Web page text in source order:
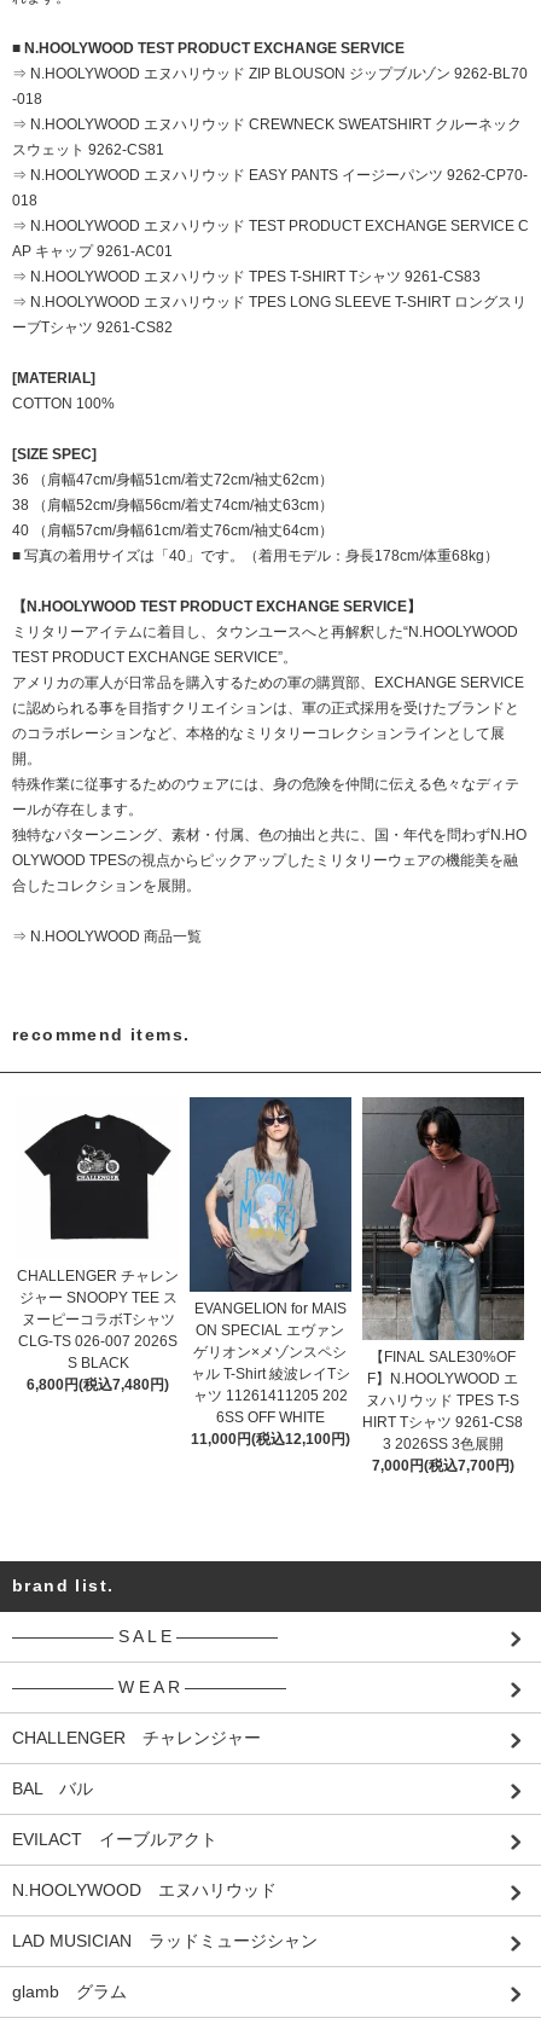
■ N.HOOLYWOOD TEST PRODUCT EXCHANGE SERVICE
⇒ N.HOOLYWOOD エヌハリウッド ZIP BLOUSON ジップブルゾン 9262-BL70
-018
⇒ N.HOOLYWOOD エヌハリウッド CREWNECK SWEATSHIRT クルーネック
スウェット 9262-CS81
⇒ N.HOOLYWOOD エヌハリウッド EASY PANTS イージーパンツ 9262-CP70-
018
⇒ N.HOOLYWOOD エヌハリウッド TEST PRODUCT EXCHANGE SERVICE C
AP キャップ 9261-AC01
⇒ N.HOOLYWOOD エヌハリウッド TPES T-SHIRT Tシャツ 9261-CS83
⇒ N.HOOLYWOOD エヌハリウッド TPES LONG SLEEVE T-SHIRT ロングスリ
ーブTシャツ 9261-CS82
[MATERIAL]
COTTON 100%
[SIZE SPEC]
36 （肩幅47cm/身幅51cm/着丈72cm/袖丈62cm）
38 （肩幅52cm/身幅56cm/着丈74cm/袖丈63cm）
40 （肩幅57cm/身幅61cm/着丈76cm/袖丈64cm）
■ 写真の着用サイズは「40」です。（着用モデル：身長178cm/体重68kg）
【N.HOOLYWOOD TEST PRODUCT EXCHANGE SERVICE】
ミリタリーアイテムに着目し、タウンユースへと再解釈した“N.HOOLYWOOD
TEST PRODUCT EXCHANGE SERVICE”。
アメリカの軍人が日常品を購入するための軍の購買部、EXCHANGE SERVICE
に認められる事を目指すクリエイションは、軍の正式採用を受けたブランドと
のコラボレーションなど、本格的なミリタリーコレクションラインとして展
開。
特殊作業に従事するためのウェアには、身の危険を仲間に伝える色々なディテ
ールが存在します。
独特なパターンニング、素材・付属、色の抽出と共に、国・年代を問わずN.HO
OLYWOOD TPESの視点からピックアップしたミリタリーウェアの機能美を融
合したコレクションを展開。
⇒ N.HOOLYWOOD 商品一覧
recommend items.
CHALLENGER チャレン
ジャー SNOOPY TEE ス
ヌーピーコラボTシャツ
CLG-TS 026-007 2026S
S BLACK
6,800円(税込7,480円)
EVANGELION for MAIS
ON SPECIAL エヴァン
ゲリオン×メゾンスペシ
ャル T-Shirt 綾波レイTシ
ャツ 11261411205 202
6SS OFF WHITE
11,000円(税込12,100円)
【FINAL SALE30%OF
F】N.HOOLYWOOD エ
ヌハリウッド TPES T-S
HIRT Tシャツ 9261-CS8
3 2026SS 3色展開
7,000円(税込7,700円)
brand list.
―――――― S A L E ――――――
―――――― W E A R ――――――
CHALLENGER チャレンジャー
BAL バル
EVILACT イーブルアクト
N.HOOLYWOOD エヌハリウッド
LAD MUSICIAN ラッドミュージシャン
glamb グラム